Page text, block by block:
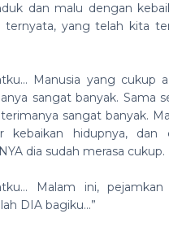
dan malu dengan
ternyata, yang telah kita
Manusia yang cukup
sangat banyak. Sama
sangat banyak.
kebaikan hidupnya, dan
dia sudah merasa cukup.
Malam ini,
DIA bagiku…”